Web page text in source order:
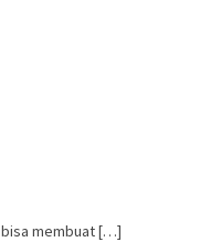
bisa membuat […]